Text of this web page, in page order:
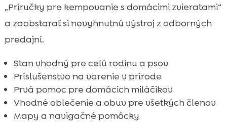
„Príručky pre kempovanie s domácimi zvieratami“
a zaobstarať si nevyhnutnú výstroj z odborných
predajní.
Stan vhodný pre celú rodinu a psov
Príslušenstvo na varenie v prírode
Prvá pomoc pre domácich miláčikov
Vhodné oblečenie a obuv pre všetkých členov
Mapy a navigačné pomôcky